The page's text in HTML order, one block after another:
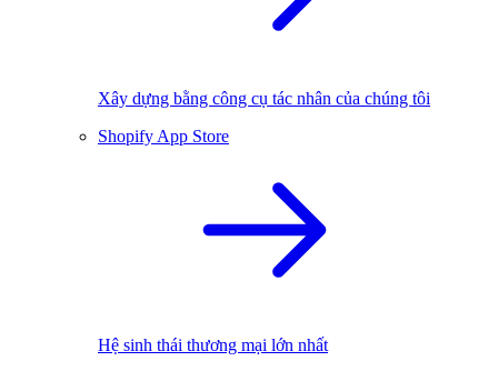
Xây dựng bằng công cụ tác nhân của chúng tôi
Shopify App Store
Hệ sinh thái thương mại lớn nhất